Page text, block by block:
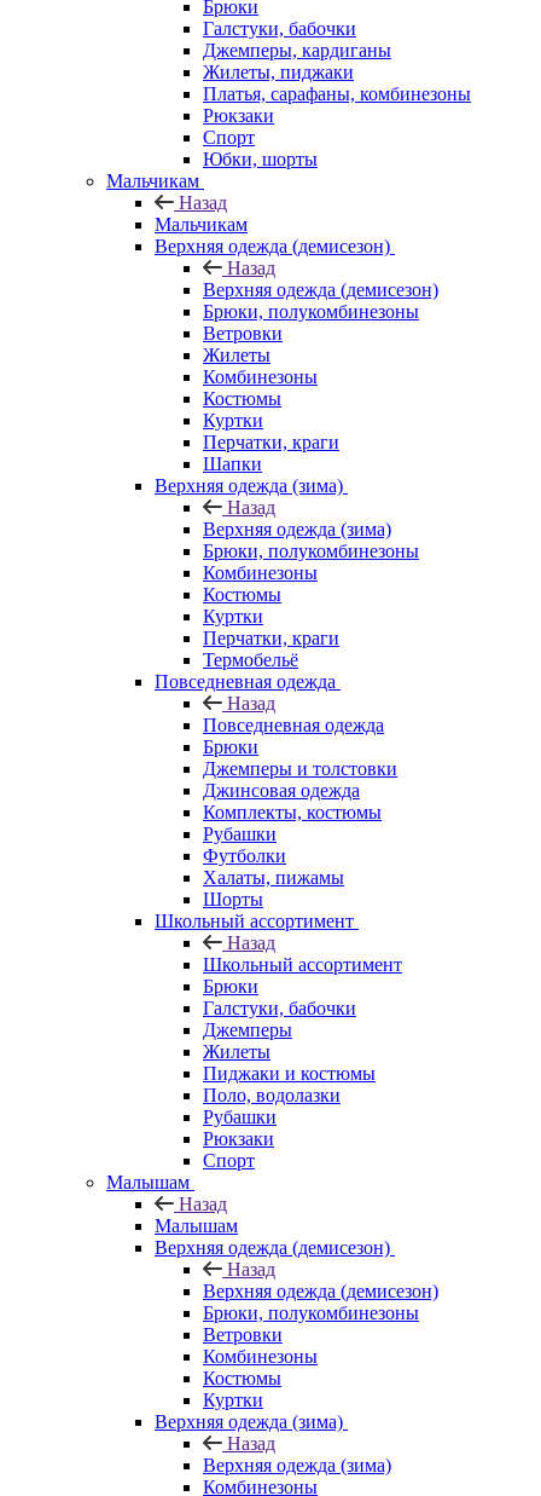
Брюки
Галстуки, бабочки
Джемперы, кардиганы
Жилеты, пиджаки
Платья, сарафаны, комбинезоны
Рюкзаки
Спорт
Юбки, шорты
Мальчикам
Назад
Мальчикам
Верхняя одежда (демисезон)
Назад
Верхняя одежда (демисезон)
Брюки, полукомбинезоны
Ветровки
Жилеты
Комбинезоны
Костюмы
Куртки
Перчатки, краги
Шапки
Верхняя одежда (зима)
Назад
Верхняя одежда (зима)
Брюки, полукомбинезоны
Комбинезоны
Костюмы
Куртки
Перчатки, краги
Термобельё
Повседневная одежда
Назад
Повседневная одежда
Брюки
Джемперы и толстовки
Джинсовая одежда
Комплекты, костюмы
Рубашки
Футболки
Халаты, пижамы
Шорты
Школьный ассортимент
Назад
Школьный ассортимент
Брюки
Галстуки, бабочки
Джемперы
Жилеты
Пиджаки и костюмы
Поло, водолазки
Рубашки
Рюкзаки
Спорт
Малышам
Назад
Малышам
Верхняя одежда (демисезон)
Назад
Верхняя одежда (демисезон)
Брюки, полукомбинезоны
Ветровки
Комбинезоны
Костюмы
Куртки
Верхняя одежда (зима)
Назад
Верхняя одежда (зима)
Комбинезоны